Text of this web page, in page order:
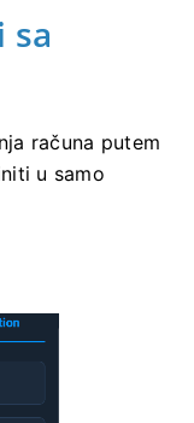
sa
računa putem
u samo